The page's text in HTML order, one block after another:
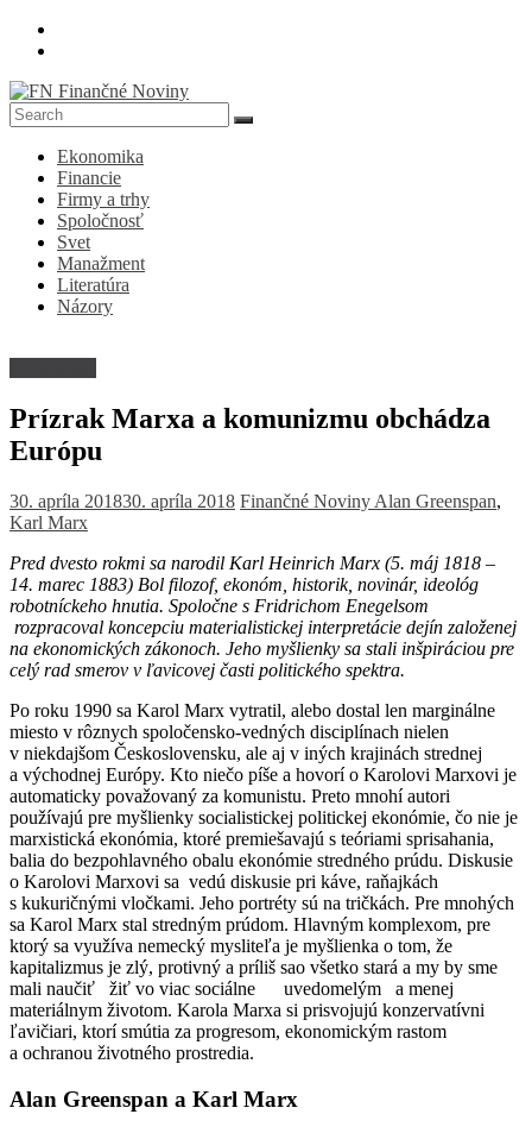
Skip
FN
Finančné
Noviny
Denník
ekonomike
spoločnosti
Ekonomika
Financie
Firmy a trhy
Spoločnosť
Svet
Manažment
Literatúra
Názory
Prízrak Marxa a komunizmu obchádza
Európu
30. apríla 201830. apríla 2018 Finančné Noviny Alan Greenspan,
Karl Marx
Pred dvesto rokmi sa narodil Karl Heinrich Marx (5. máj 1818 –
14. marec 1883) Bol filozof, ekonóm, historik, novinár, ideológ
robotníckeho hnutia. Spoločne s Fridrichom Enegelsom
rozpracoval koncepciu materialistickej interpretácie dejín založenej
na ekonomických zákonoch. Jeho myšlienky sa stali inšpiráciou pre
celý rad smerov v ľavicovej časti politického spektra.
Po roku 1990 sa Karol Marx vytratil, alebo dostal len marginálne
miesto v rôznych spoločensko-vedných disciplínach nielen
v niekdajšom Československu, ale aj v iných krajinách strednej
a východnej Európy. Kto niečo píše a hovorí o Karolovi Marxovi je
automaticky považovaný za komunistu. Preto mnohí autori
používajú pre myšlienky socialistickej politickej ekonómie, čo nie je
marxistická ekonómia, ktoré premiešavajú s teóriami sprisahania,
balia do bezpohlavného obalu ekonómie stredného prúdu. Diskusie
o Karolovi Marxovi sa vedú diskusie pri káve, raňajkách
s kukuričnými vločkami. Jeho portréty sú na tričkách. Pre mnohých
sa Karol Marx stal stredným prúdom. Hlavným komplexom, pre
ktorý sa využíva nemecký mysliteľa je myšlienka o tom, že
kapitalizmus je zlý, protivný a príliš sao všetko stará a my by sme
mali naučiť žiť vo viac sociálne uvedomelým a menej
materiálnym životom. Karola Marxa si prisvojujú konzervatívni
ľavičiari, ktorí smútia za progresom, ekonomickým rastom
a ochranou životného prostredia.
Alan Greenspan a Karl Marx